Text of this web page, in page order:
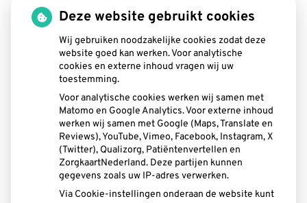
U heeft geen toestemming gegeven voor
externe inhouddie nodig is om dit te
zien.
Cookie-instellingen wijzigen
Deze website gebruikt cookies
Wij gebruiken noodzakelijke cookies zodat deze
website goed kan werken. Voor analytische
cookies en externe inhoud vragen wij uw
toestemming.
Voor analytische cookies werken wij samen met
Matomo en Google Analytics. Voor externe inhoud
werken wij samen met Google (Maps, Translate en
Reviews), YouTube, Vimeo, Facebook, Instagram, X
(Twitter), Qualizorg, Patiëntenvertellen en
ZorgkaartNederland. Deze partijen kunnen
gegevens zoals uw IP-adres verwerken.
Via Cookie-instellingen onderaan de website kunt